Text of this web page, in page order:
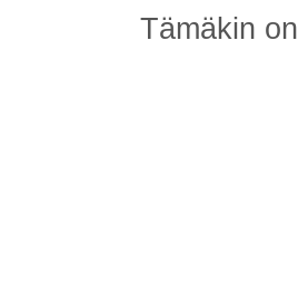
Tämäkin on